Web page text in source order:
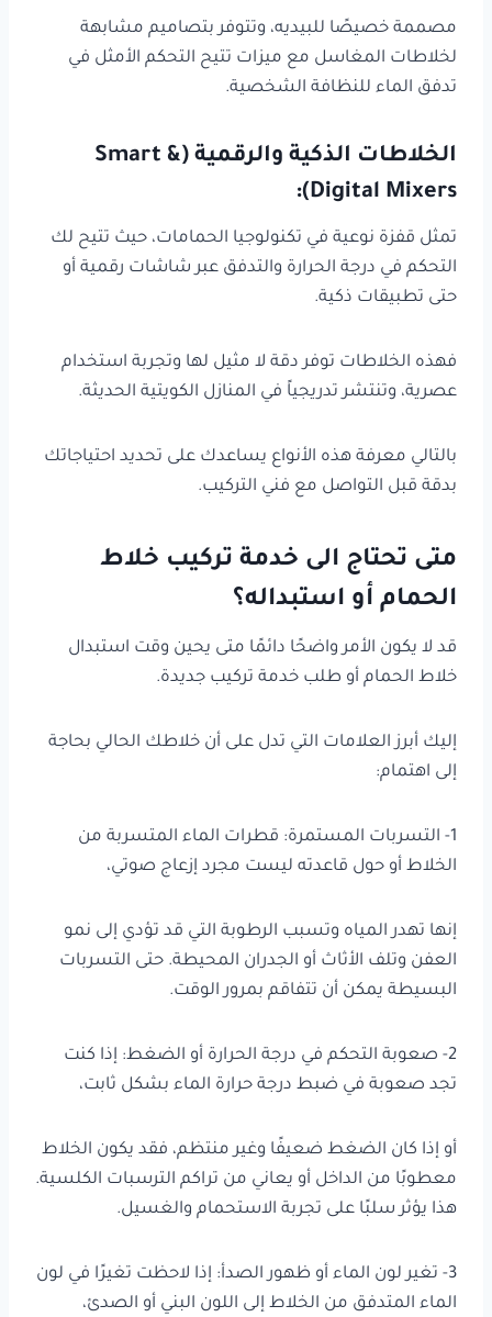
مصممة خصيصًا للبيديه، وتتوفر بتصاميم مشابهة
لخلاطات المغاسل مع ميزات تتيح التحكم الأمثل في
تدفق الماء للنظافة الشخصية.
الخلاطات الذكية والرقمية (Smart &
Digital Mixers):
تمثل قفزة نوعية في تكنولوجيا الحمامات، حيث تتيح لك
التحكم في درجة الحرارة والتدفق عبر شاشات رقمية أو
حتى تطبيقات ذكية.
فهذه الخلاطات توفر دقة لا مثيل لها وتجربة استخدام
عصرية، وتنتشر تدريجياً في المنازل الكويتية الحديثة.
بالتالي معرفة هذه الأنواع يساعدك على تحديد احتياجاتك
بدقة قبل التواصل مع فني التركيب.
متى تحتاج الى خدمة تركيب خلاط
الحمام أو استبداله؟
قد لا يكون الأمر واضحًا دائمًا متى يحين وقت استبدال
خلاط الحمام أو طلب خدمة تركيب جديدة.
إليك أبرز العلامات التي تدل على أن خلاطك الحالي بحاجة
إلى اهتمام:
1- التسربات المستمرة: قطرات الماء المتسربة من
الخلاط أو حول قاعدته ليست مجرد إزعاج صوتي،
إنها تهدر المياه وتسبب الرطوبة التي قد تؤدي إلى نمو
العفن وتلف الأثاث أو الجدران المحيطة. حتى التسربات
البسيطة يمكن أن تتفاقم بمرور الوقت.
2- صعوبة التحكم في درجة الحرارة أو الضغط: إذا كنت
تجد صعوبة في ضبط درجة حرارة الماء بشكل ثابت،
أو إذا كان الضغط ضعيفًا وغير منتظم، فقد يكون الخلاط
معطوبًا من الداخل أو يعاني من تراكم الترسبات الكلسية.
هذا يؤثر سلبًا على تجربة الاستحمام والغسيل.
3- تغير لون الماء أو ظهور الصدأ: إذا لاحظت تغيرًا في لون
الماء المتدفق من الخلاط إلى اللون البني أو الصدئ،